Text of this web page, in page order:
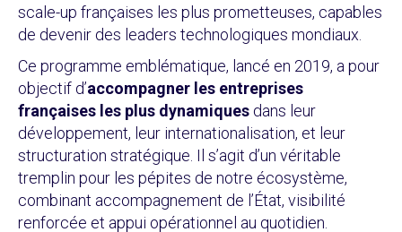
scale-up françaises les plus prometteuses, capables
de devenir des leaders technologiques mondiaux.
Ce programme emblématique, lancé en 2019, a pour
objectif d’accompagner les entreprises
françaises les plus dynamiques dans leur
développement, leur internationalisation, et leur
structuration stratégique. Il s’agit d’un véritable
tremplin pour les pépites de notre écosystème,
combinant accompagnement de l’État, visibilité
renforcée et appui opérationnel au quotidien.